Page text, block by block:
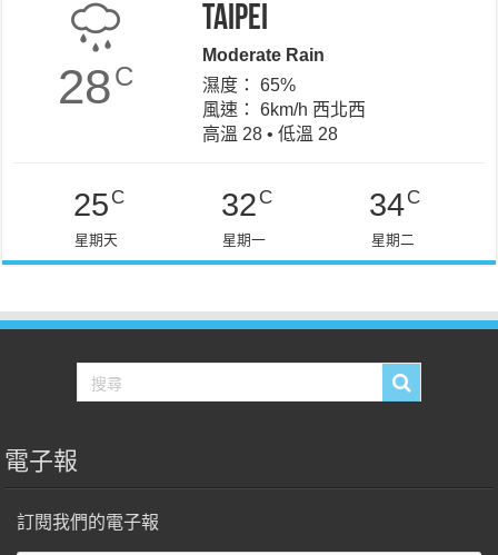
28C
Taipei
Moderate Rain
濕度： 65%
風速： 6km/h 西北西
高溫 28 • 低溫 28
25 C
星期天
32 C
星期一
34C
星期二
電子報
訂閱我們的電子報